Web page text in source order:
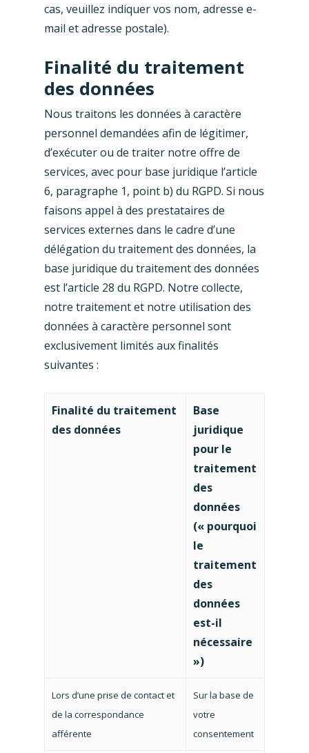
cas, veuillez indiquer vos nom, adresse e-
mail et adresse postale).
Finalité du traitement
des données
Nous traitons les données à caractère
personnel demandées afin de légitimer,
d’exécuter ou de traiter notre offre de
services, avec pour base juridique l’article
6, paragraphe 1, point b) du RGPD. Si nous
faisons appel à des prestataires de
services externes dans le cadre d’une
délégation du traitement des données, la
base juridique du traitement des données
est l’article 28 du RGPD. Notre collecte,
notre traitement et notre utilisation des
données à caractère personnel sont
exclusivement limités aux finalités
suivantes :
Finalité du traitement
des données
Base
juridique
pour le
traitement
des
données
(« pourquoi
le
traitement
des
données
est-il
nécessaire
»)
Lors d’une prise de contact et
de la correspondance
afférente
Sur la base de
votre
consentement